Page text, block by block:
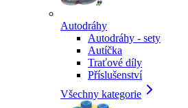
Autodráhy
Autodráhy - sety
Autíčka
Traťové díly
Příslušenství
Všechny kategorie